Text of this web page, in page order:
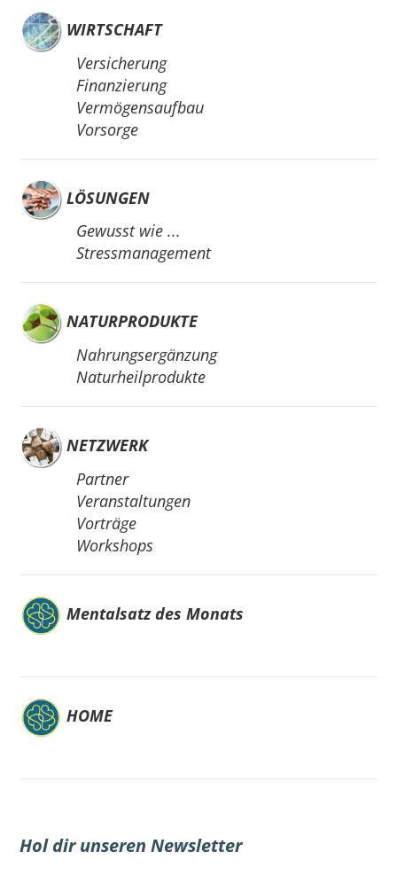
WIRTSCHAFT
Versicherung
Finanzierung
Vermögensaufbau
Vorsorge
LÖSUNGEN
Gewusst wie ...
Stressmanagement
NATURPRODUKTE
Nahrungsergänzung
Naturheilprodukte
NETZWERK
Partner
Veranstaltungen
Vorträge
Workshops
Mentalsatz des Monats
HOME
Hol dir unseren Newsletter